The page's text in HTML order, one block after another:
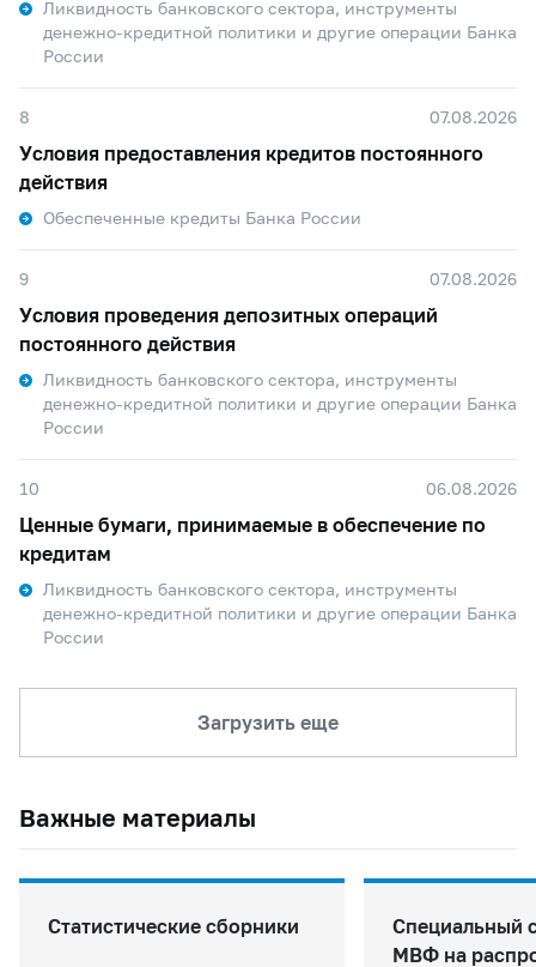
Ликвидность банковского сектора, инструменты
денежно-кредитной политики и другие операции Банка
России
8 07.08.2026
Условия предоставления кредитов постоянного
действия
Обеспеченные кредиты Банка России
9 07.08.2026
Условия проведения депозитных операций
постоянного действия
Ликвидность банковского сектора, инструменты
денежно-кредитной политики и другие операции Банка
России
10 06.08.2026
Ценные бумаги, принимаемые в обеспечение по
кредитам
Ликвидность банковского сектора, инструменты
денежно-кредитной политики и другие операции Банка
России
Загрузить еще
Важные материалы
Статистические сборники
Специальный
МВФ на